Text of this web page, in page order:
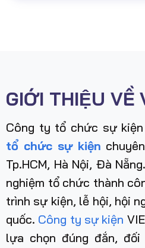
GIỚI THIỆU VỀ
Công ty tổ chức sự kiện
tổ chức sự kiện
Tp.HCM, Hà Nội, Đà
nghiệm tổ chức thành
trình sự kiện, lễ hội, hội
quốc. Công ty sự kiện
lựa chọn đúng đắn,